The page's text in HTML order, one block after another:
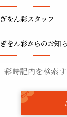
ぎをん彩スタッフ
ぎをん彩からのお知